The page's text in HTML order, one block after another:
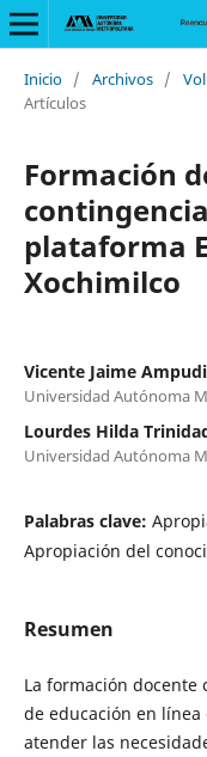
Inicio / Archivos /
Artículos
Formación
plataforma
Xochimilco
Vicente Jaime
Universidad Autónoma
Lourdes Hilda
Universidad Autónoma
Palabras clave:
Apropiación del
Resumen
La formación docente
de educación en
atender las